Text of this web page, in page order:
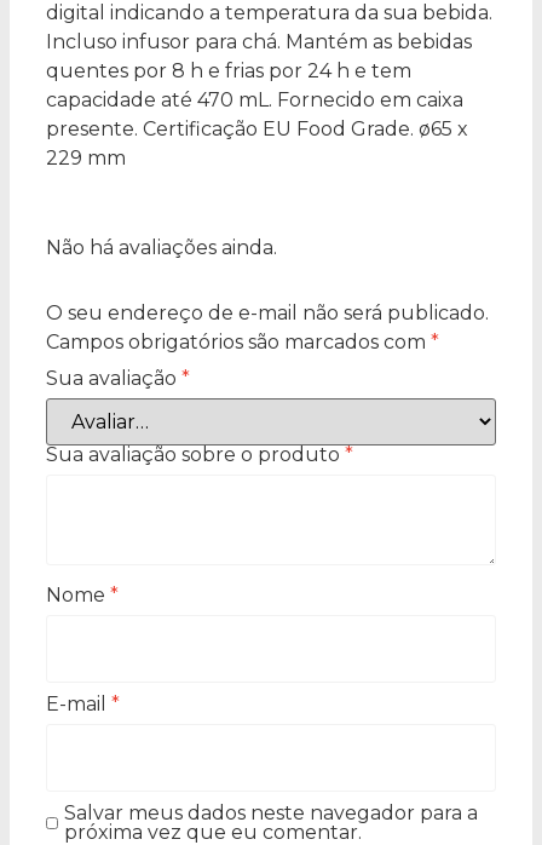
digital indicando a temperatura da sua bebida.
Incluso infusor para chá. Mantém as bebidas
quentes por 8 h e frias por 24 h e tem
capacidade até 470 mL. Fornecido em caixa
presente. Certificação EU Food Grade. ø65 x
229 mm
Não há avaliações ainda.
O seu endereço de e-mail não será publicado.
Campos obrigatórios são marcados com *
Sua avaliação *
Sua avaliação sobre o produto *
Nome *
E-mail *
Salvar meus dados neste navegador para a
próxima vez que eu comentar.